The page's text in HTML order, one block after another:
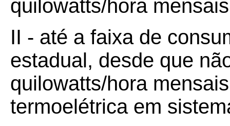
quilowatts/hora
II - até a faixa de
estadual, desde que
quilowatts/hora
termoelétrica em